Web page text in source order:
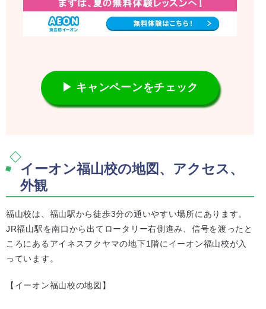
▶ キャンペーンをチェック
イーオン福山校の地図、アクセス、
外観
福山校は、福山駅から徒歩3分の通いやすい場所にあります。
JR福山駅を南口から出てロータリー右側進み、信号を渡ったと
ころにあるアイネスフクヤマの地下1階にイーオン福山校が入
っています。
【イーオン福山校の地図】